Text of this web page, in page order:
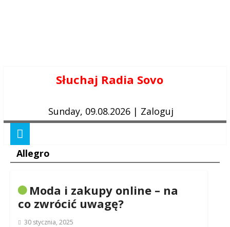
Słuchaj Radia Sovo
Sunday, 09.08.2026 | Zaloguj
Allegro
Moda i zakupy online – na
co zwrócić uwagę?
30 stycznia, 2025